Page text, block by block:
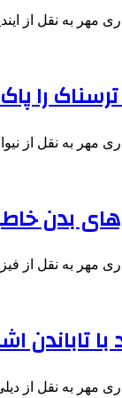
مهر به نقل از
را
مهر به نقل از
بدن
مهر به نقل از
با تاباندن
مهر به نقل از